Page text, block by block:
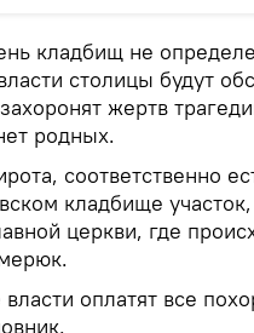
кладбищ не
столицы будут
жертв
родных.
соответственно
кладбище
церкви, где
оплатят все